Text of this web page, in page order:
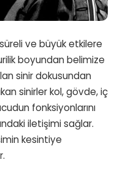
ve büyük etkilere
boyundan belimize
sinir dokusundan
sinirler kol, gövde, iç
fonksiyonlarını
iletişimi sağlar.
kesintiye